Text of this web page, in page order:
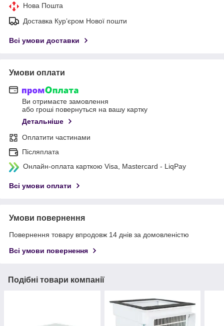
Нова Пошта
Доставка Курʼєром Нової пошти
Всі умови доставки
Умови оплати
Ви отримаєте замовлення
або гроші повернуться на вашу картку
Детальніше
Оплатити частинами
Післяплата
Онлайн-оплата карткою Visa, Mastercard - LiqPay
Всі умови оплати
Умови повернення
Повернення товару впродовж 14 днів за домовленістю
Всі умови повернення
Подібні товари компанії